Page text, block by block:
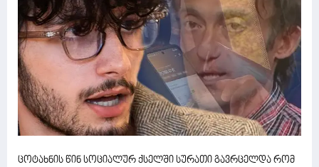
ცოტახნის წინ სოციალურ ქსელში სურათი გავრცელდა რომ